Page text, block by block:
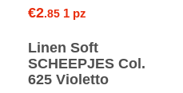
€2.85 1 pz
Linen Soft
SCHEEPJES Col.
625 Violetto